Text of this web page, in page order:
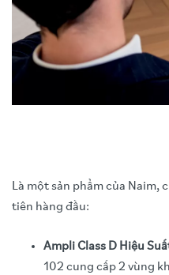
Là một sản phẩm của Naim,
tiên hàng đầu:
Ampli Class D Hiệu
102 cung cấp 2 vùng